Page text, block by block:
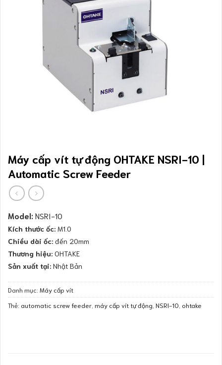
Máy cấp vít tự động OHTAKE NSRI-10 |
Automatic Screw Feeder
Model: NSRI-10
Kích thước ốc: M1.0
Chiều dài ốc: đến 20mm
Thương hiệu: OHTAKE
Sản xuất tại: Nhật Bản
Danh mục: Máy cấp vít
Thẻ: automatic screw feeder máy cấp vít tự động NSRI-10 ohtake